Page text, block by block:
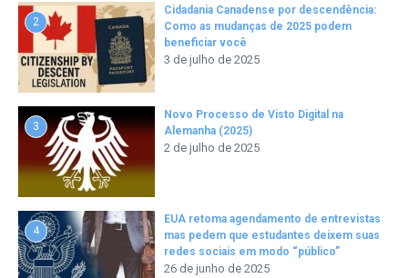
2
Cidadania Canadense por descendência:
Como as mudanças de 2025 podem
beneficiar você
3 de julho de 2025
3
Novo Processo de Visto Digital na
Alemanha (2025)
2 de julho de 2025
4
EUA retoma agendamento de entrevistas
mas pedem que estudantes deixem suas
redes sociais em modo “público”
26 de junho de 2025